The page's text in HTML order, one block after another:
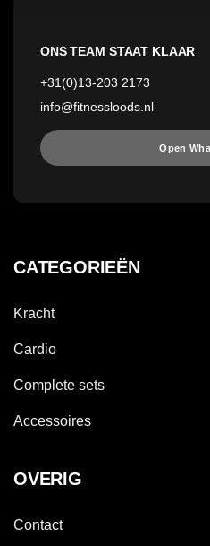
ONS TEAM STAAT KLAAR
+31(0)13-203 2173
info@fitnessloods.nl
Open
CATEGORIEËN
Kracht
Cardio
Complete sets
Accessoires
OVERIG
Contact